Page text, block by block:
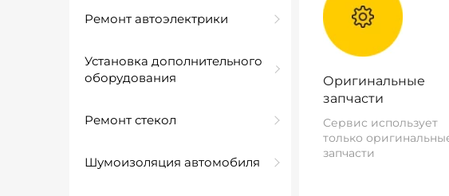
Ремонт автоэлектрики
Установка дополнительного
оборудования
Ремонт стекол
Шумоизоляция автомобиля
Оригинальные
запчасти
Сервис использует
только
запчасти